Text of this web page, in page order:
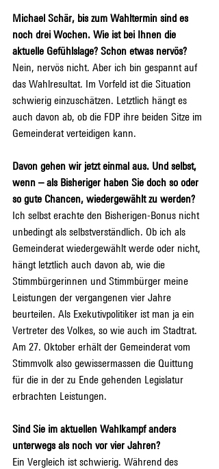
Michael Schär, bis zum Wahltermin sind es
noch drei Wochen. Wie ist bei Ihnen die
aktuelle Gefühlslage? Schon etwas nervös?
Nein, nervös nicht. Aber ich bin gespannt auf
das Wahlresultat. Im Vorfeld ist die Situation
schwierig einzuschätzen. Letztlich hängt es
auch davon ab, ob die FDP ihre beiden Sitze im
Gemeinderat verteidigen kann.
Davon gehen wir jetzt einmal aus. Und selbst,
wenn – als Bisheriger haben Sie doch so oder
so gute Chancen, wiedergewählt zu werden?
Ich selbst erachte den Bisherigen-Bonus nicht
unbedingt als selbstverständlich. Ob ich als
Gemeinderat wiedergewählt werde oder nicht,
hängt letztlich auch davon ab, wie die
Stimmbürgerinnen und Stimmbürger meine
Leistungen der vergangenen vier Jahre
beurteilen. Als Exekutivpolitiker ist man ja ein
Vertreter des Volkes, so wie auch im Stadtrat.
Am 27. Oktober erhält der Gemeinderat vom
Stimmvolk also gewissermassen die Quittung
für die in der zu Ende gehenden Legislatur
erbrachten Leistungen.
Sind Sie im aktuellen Wahlkampf anders
unterwegs als noch vor vier Jahren?
Ein Vergleich ist schwierig. Während des